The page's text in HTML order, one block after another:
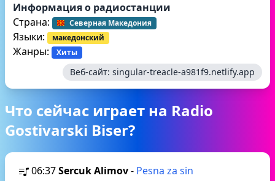
Информация о радиостанции
Страна:
Северная Македония
Языки: македонский
Жанры: Хиты
Веб-сайт: singular-treacle-a981f9.netlify.app
Что сейчас играет на Radio
Gostivarski Biser?
06:37Sercuk Alimov- Pesna za sin